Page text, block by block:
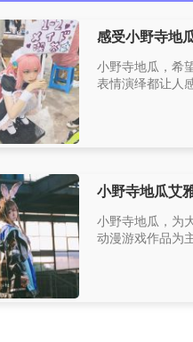
感受小野寺地
小野寺地瓜，希
表情演绎都让人
小野寺地瓜艾
小野寺地瓜，为
动漫游戏作品为